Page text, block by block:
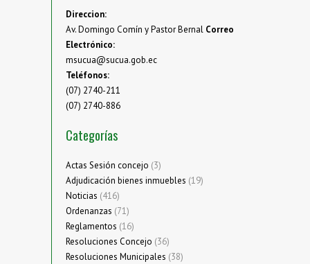
Direccion:
Av. Domingo Comín y Pastor Bernal Correo
Electrónico:
msucua@sucua.gob.ec
Teléfonos:
(07) 2740-211
(07) 2740-886
Categorías
Actas Sesión concejo (3)
Adjudicación bienes inmuebles (19)
Noticias (416)
Ordenanzas (71)
Reglamentos (16)
Resoluciones Concejo (36)
Resoluciones Municipales (38)